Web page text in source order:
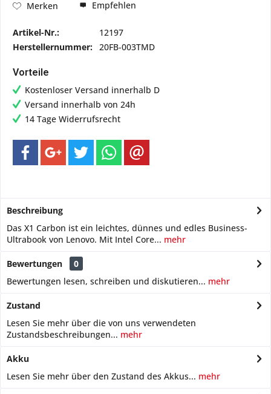
Merken Empfehlen
Artikel-Nr.:
12197
Herstellernummer: 20FB-003TMD
Vorteile
Kostenloser Versand innerhalb D
Versand innerhalb von 24h
14 Tage Widerrufsrecht
Beschreibung
Das X1 Carbon ist ein leichtes, dünnes und edles Business-
Ultrabook von Lenovo. Mit Intel Core... mehr
Bewertungen
0
Bewertungen lesen, schreiben und diskutieren... mehr
Zustand
Lesen Sie mehr über die von uns verwendeten
Zustandsbeschreibungen... mehr
Akku
Lesen Sie mehr über den Zustand des Akkus... mehr